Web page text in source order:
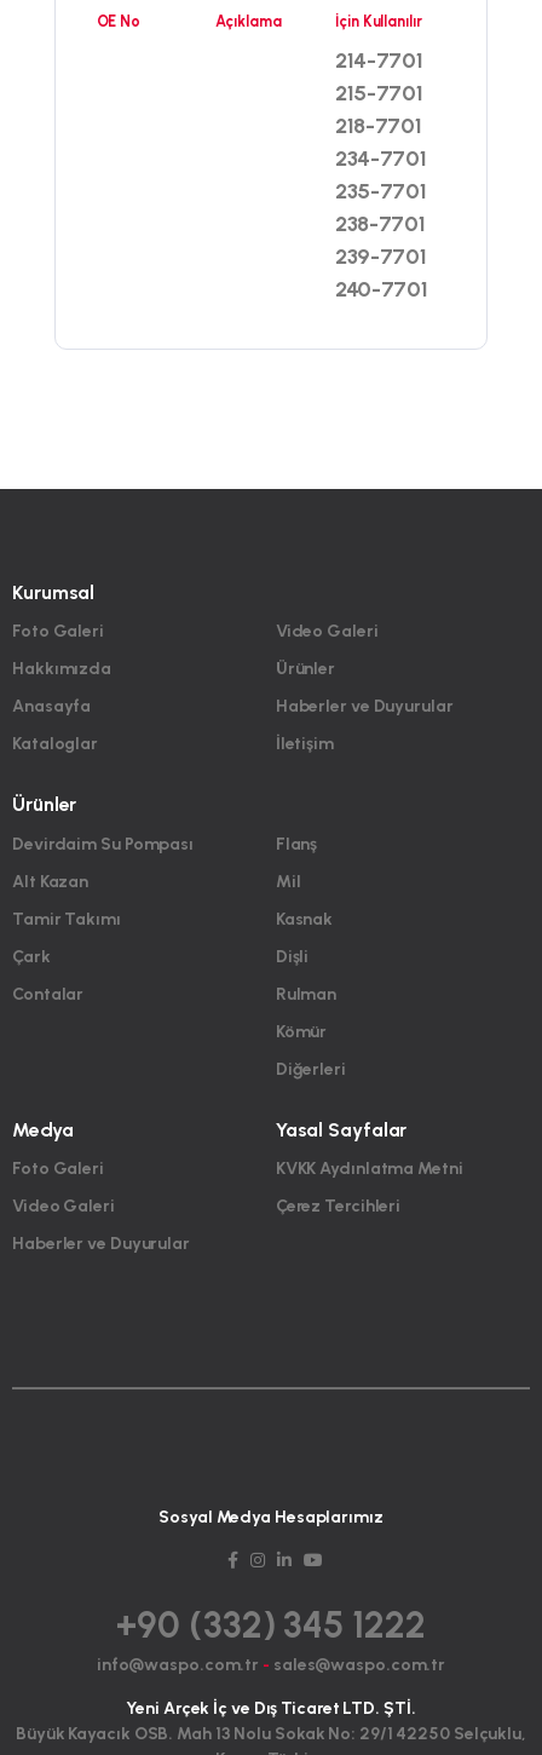
OE No Açıklama İçin Kullanılır
214-7701
215-7701
218-7701
234-7701
235-7701
238-7701
239-7701
240-7701
Kurumsal
Foto Galeri
Hakkımızda
Anasayfa
Kataloglar
Video Galeri
Ürünler
Haberler ve Duyurular
İletişim
Ürünler
Devirdaim Su Pompası
Alt Kazan
Tamir Takımı
Çark
Contalar
Flanş
Mil
Kasnak
Dişli
Rulman
Kömür
Diğerleri
Medya
Foto Galeri
Video Galeri
Haberler ve Duyurular
Yasal Sayfalar
KVKK Aydınlatma Metni
Çerez Tercihleri
Sosyal Medya Hesaplarımız
+90 (332) 345 1222
info@waspo.com.tr - sales@waspo.com.tr
Yeni Arçek İç ve Dış Ticaret LTD. ŞTİ.
Büyük Kayacık OSB. Mah 13 Nolu Sokak No: 29/1 42250 Selçuklu,